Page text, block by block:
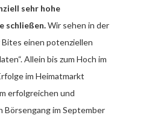
sehr hohe
schließen.Wir sehen in der
einen potenziellen
Allein bis zum Hoch im
im Heimatmarkt
erfolgreichen und
Börsengang im September